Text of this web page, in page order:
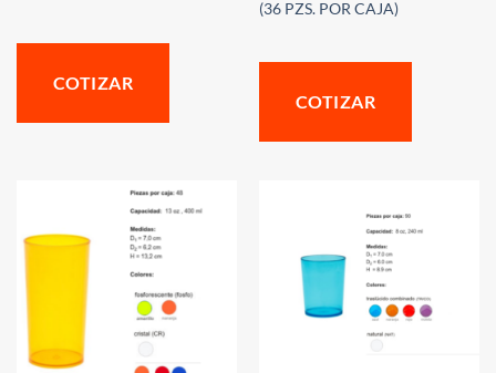
COTIZAR
(36 PZS. POR CAJA)
COTIZAR